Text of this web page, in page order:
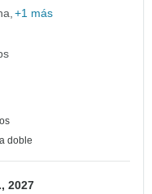
+1 más
doble
2027